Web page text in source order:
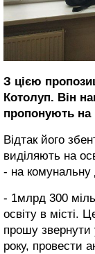
З цією
Котолуп. Він
пропонують на
Відтак його
виділяють на
- на комунальну
- 1млрд 300
освіту в місті.
прошу звернути
року, провести